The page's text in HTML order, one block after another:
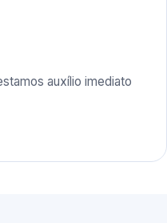
auxílio imediato